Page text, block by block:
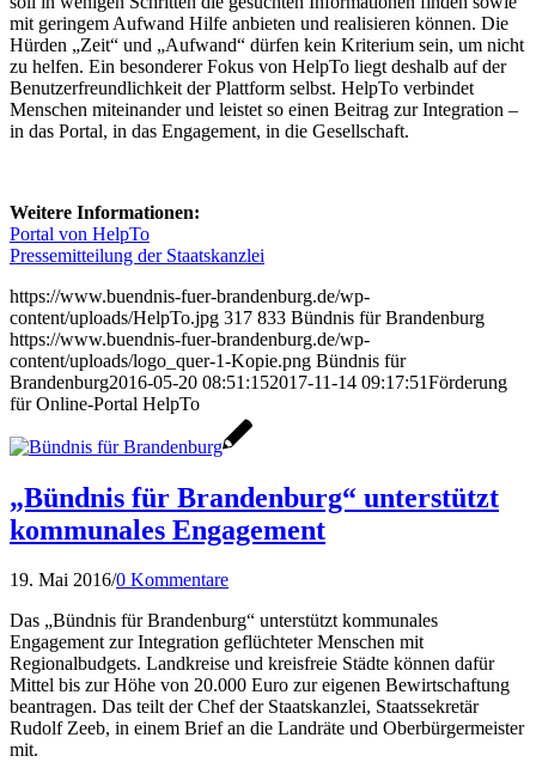
mit geringem Aufwand Hilfe anbieten und realisieren können. Die
Hürden „Zeit“ und „Aufwand“ dürfen kein Kriterium sein, um nicht
zu helfen. Ein besonderer Fokus von HelpTo liegt deshalb auf der
Benutzerfreundlichkeit der Plattform selbst. HelpTo verbindet
Menschen miteinander und leistet so einen Beitrag zur Integration –
in das Portal, in das Engagement, in die Gesellschaft.
Weitere Informationen:
Portal von HelpTo
Pressemitteilung der Staatskanzlei
https://www.buendnis-fuer-brandenburg.de/wp-
content/uploads/HelpTo.jpg 317 833 Bündnis für Brandenburg
https://www.buendnis-fuer-brandenburg.de/wp-
content/uploads/logo_quer-1-Kopie.png Bündnis für
Brandenburg2016-05-20 08:51:152017-11-14 09:17:51Förderung
für Online-Portal HelpTo
„Bündnis für Brandenburg“ unterstützt
kommunales Engagement
19. Mai 2016/0 Kommentare
Das „Bündnis für Brandenburg“ unterstützt kommunales
Engagement zur Integration geflüchteter Menschen mit
Regionalbudgets. Landkreise und kreisfreie Städte können dafür
Mittel bis zur Höhe von 20.000 Euro zur eigenen Bewirtschaftung
beantragen. Das teilt der Chef der Staatskanzlei, Staatssekretär
Rudolf Zeeb, in einem Brief an die Landräte und Oberbürgermeister
mit.